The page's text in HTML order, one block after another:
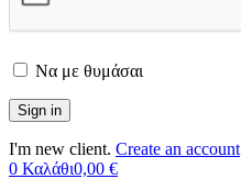
Να με θυμάσαι
I'm new client. Create an account
0 Καλάθι0,00 €